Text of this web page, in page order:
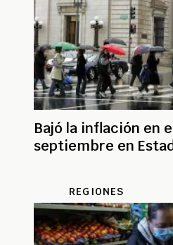
Bajó la inflación en
septiembre en
REGIONES